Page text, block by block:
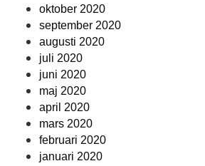
oktober 2020
september 2020
augusti 2020
juli 2020
juni 2020
maj 2020
april 2020
mars 2020
februari 2020
januari 2020